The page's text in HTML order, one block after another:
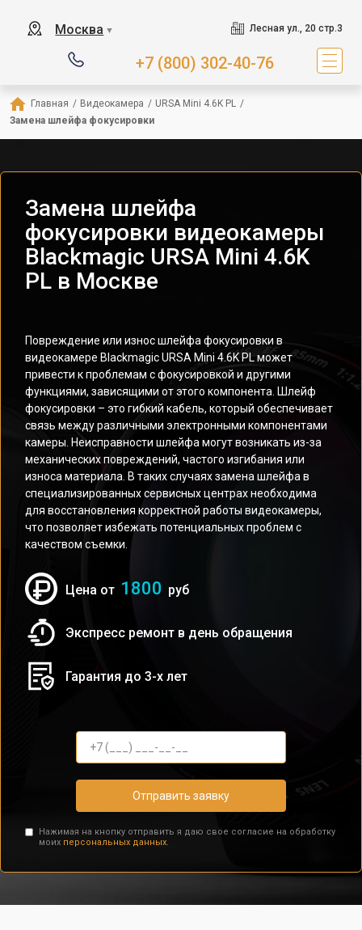
Москва ▼ Лесная ул., 20 стр.3
+7 (800) 302-40-76
Главная / Видеокамера / URSA Mini 4.6K PL /
Замена шлейфа фокусировки
Замена шлейфа
фокусировки видеокамеры
Blackmagic URSA Mini 4.6K
PL в Москве
Повреждение или износ шлейфа фокусировки в
видеокамере Blackmagic URSA Mini 4.6K PL может
привести к проблемам с фокусировкой и другими
функциями, зависящими от этого компонента. Шлейф
фокусировки – это гибкий кабель, который обеспечивает
связь между различными электронными компонентами
камеры. Неисправности шлейфа могут возникать из-за
механических повреждений, частого изгибания или
износа материала. В таких случаях замена шлейфа в
специализированных сервисных центрах необходима
для восстановления корректной работы видеокамеры,
что позволяет избежать потенциальных проблем с
качеством съемки.
Цена от 1800 руб
Экспресс ремонт в день обращения
Гарантия до 3-х лет
Отправить заявку
Нажимая на кнопку отправить я даю свое согласие на обработку
моих персональных данных.